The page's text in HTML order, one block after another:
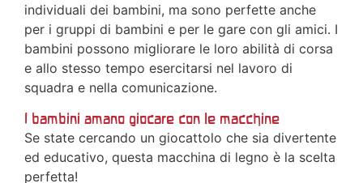
individuali dei bambini, ma sono perfette anche
per i gruppi di bambini e per le gare con gli amici. I
bambini possono migliorare le loro abilità di corsa
e allo stesso tempo esercitarsi nel lavoro di
squadra e nella comunicazione.
I bambini amano giocare con le macchine
Se state cercando un giocattolo che sia divertente
ed educativo, questa macchina di legno è la scelta
perfetta!